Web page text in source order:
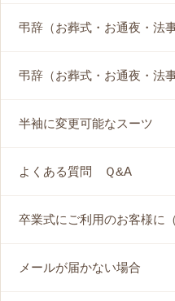
弔辞（お葬式・お通夜・法
弔辞（お葬式・お通夜・法
半袖に変更可能なスーツ
よくある質問 Ｑ&A
卒業式にご利用のお客様に
メールが届かない場合